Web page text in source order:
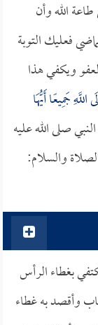
الله وأن
فعليك التوبة
ويكفي هذا
اللَّهِ جَمِيعًا أَيُّهَا
النبي صلى الله عليه
والسلام:
بغطاء الرأس
وأقصد به غطاء